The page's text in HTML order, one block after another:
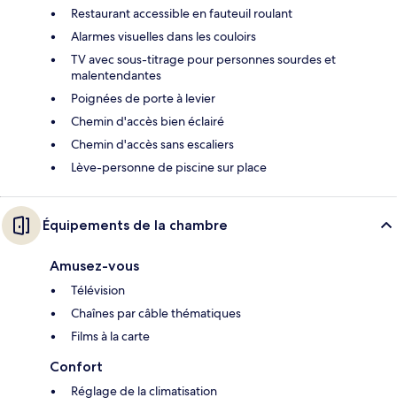
Restaurant accessible en fauteuil roulant
Alarmes visuelles dans les couloirs
TV avec sous-titrage pour personnes sourdes et
malentendantes
Poignées de porte à levier
Chemin d'accès bien éclairé
Chemin d'accès sans escaliers
Lève-personne de piscine sur place
Équipements de la chambre
Amusez-vous
Télévision
Chaînes par câble thématiques
Films à la carte
Confort
Réglage de la climatisation